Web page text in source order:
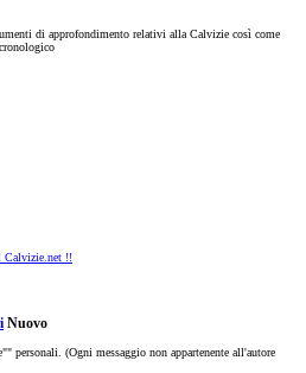
di approfondimento relativi alla Calvizie così come
Calvizie.net !!
Nuovo
personali. (Ogni messaggio non appartenente all'autore